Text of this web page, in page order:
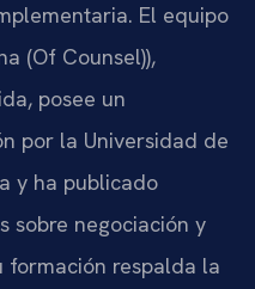
El equipo
(Of Counsel)),
posee un
por la Universidad de
y ha publicado
sobre negociación y
formación respalda la